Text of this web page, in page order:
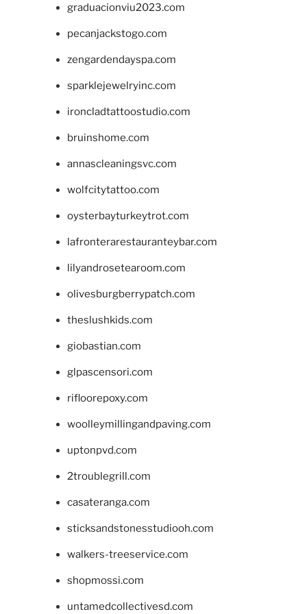
graduacionviu2023.com
pecanjackstogo.com
zengardendayspa.com
sparklejewelryinc.com
ironcladtattoostudio.com
bruinshome.com
annascleaningsvc.com
wolfcitytattoo.com
oysterbayturkeytrot.com
lafronterarestauranteybar.com
lilyandrosetearoom.com
olivesburgberrypatch.com
theslushkids.com
giobastian.com
glpascensori.com
rifloorepoxy.com
woolleymillingandpaving.com
uptonpvd.com
2troublegrill.com
casateranga.com
sticksandstonesstudiooh.com
walkers-treeservice.com
shopmossi.com
untamedcollectivesd.com